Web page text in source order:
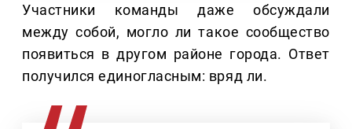
Участники команды даже обсуждали
между собой, могло ли такое сообщество
появиться в другом районе города. Ответ
получился единогласным: вряд ли.